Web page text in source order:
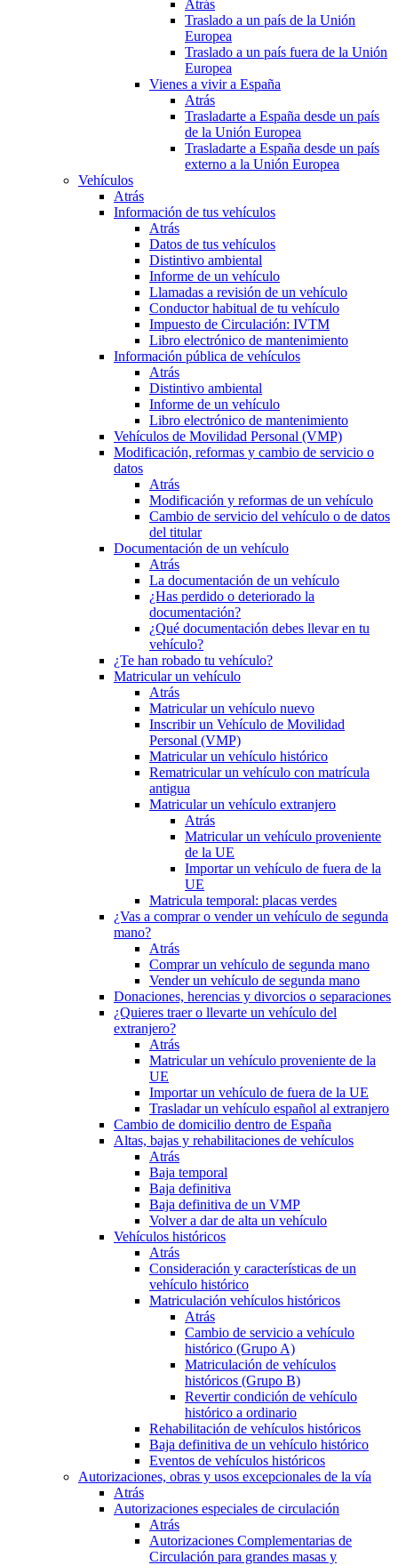
Atrás
Traslado a un país de la Unión
Europea
Traslado a un país fuera de la Unión
Europea
Vienes a vivir a España
Atrás
Trasladarte a España desde un país
de la Unión Europea
Trasladarte a España desde un país
externo a la Unión Europea
Vehículos
Atrás
Información de tus vehículos
Atrás
Datos de tus vehículos
Distintivo ambiental
Informe de un vehículo
Llamadas a revisión de un vehículo
Conductor habitual de tu vehículo
Impuesto de Circulación: IVTM
Libro electrónico de mantenimiento
Información pública de vehículos
Atrás
Distintivo ambiental
Informe de un vehículo
Libro electrónico de mantenimiento
Vehículos de Movilidad Personal (VMP)
Modificación, reformas y cambio de servicio o
datos
Atrás
Modificación y reformas de un vehículo
Cambio de servicio del vehículo o de datos
del titular
Documentación de un vehículo
Atrás
La documentación de un vehículo
¿Has perdido o deteriorado la
documentación?
¿Qué documentación debes llevar en tu
vehículo?
¿Te han robado tu vehículo?
Matricular un vehículo
Atrás
Matricular un vehículo nuevo
Inscribir un Vehículo de Movilidad
Personal (VMP)
Matricular un vehículo histórico
Rematricular un vehículo con matrícula
antigua
Matricular un vehículo extranjero
Atrás
Matricular un vehículo proveniente
de la UE
Importar un vehículo de fuera de la
UE
Matricula temporal: placas verdes
¿Vas a comprar o vender un vehículo de segunda
mano?
Atrás
Comprar un vehículo de segunda mano
Vender un vehículo de segunda mano
Donaciones, herencias y divorcios o separaciones
¿Quieres traer o llevarte un vehículo del
extranjero?
Atrás
Matricular un vehículo proveniente de la
UE
Importar un vehículo de fuera de la UE
Trasladar un vehículo español al extranjero
Cambio de domicilio dentro de España
Altas, bajas y rehabilitaciones de vehículos
Atrás
Baja temporal
Baja definitiva
Baja definitiva de un VMP
Volver a dar de alta un vehículo
Vehículos históricos
Atrás
Consideración y características de un
vehículo histórico
Matriculación vehículos históricos
Atrás
Cambio de servicio a vehículo
histórico (Grupo A)
Matriculación de vehículos
históricos (Grupo B)
Revertir condición de vehículo
histórico a ordinario
Rehabilitación de vehículos históricos
Baja definitiva de un vehículo histórico
Eventos de vehículos históricos
Autorizaciones, obras y usos excepcionales de la vía
Atrás
Autorizaciones especiales de circulación
Atrás
Autorizaciones Complementarias de
Circulación para grandes masas y